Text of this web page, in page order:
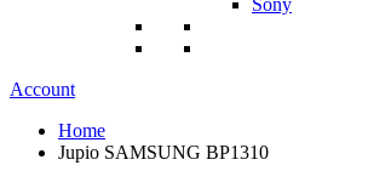
Sony
Account
Home
Jupio SAMSUNG BP1310